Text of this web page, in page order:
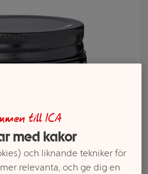
till ICA
med kakor
och liknande tekniker för
relevanta, och ge dig en